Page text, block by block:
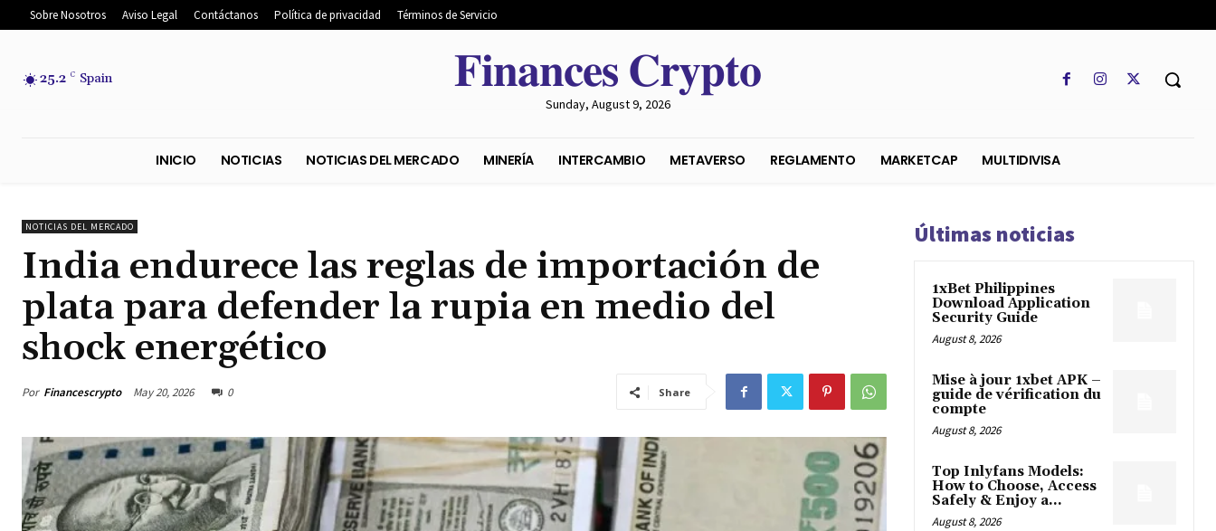
Sobre Nosotros Aviso Legal Contáctanos Política de privacidad Términos de Servicio
25.2 C Spain 𝐅𝐢𝐧𝐚𝐧𝐜𝐞𝐬 𝐂𝐫𝐲𝐩𝐭𝐨
Sunday, August 9, 2026
NOTICIAS DEL MERCADO
India endurece las reglas de importación de
plata para defender la rupia en medio del
shock energético
Por Financescrypto May 20, 2026 0 Share
Últimas noticias
1xBet Philippines
Download Application
Security Guide
August 8, 2026
Mise à jour 1xbet APK –
guide de vérification du
compte
August 8, 2026
Top Inlyfans Models:
How to Choose, Access
Safely & Enjoy a...
August 8, 2026